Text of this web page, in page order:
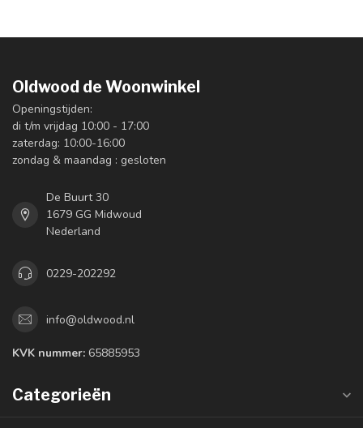
Oldwood de Woonwinkel
Openingstijden:
di t/m vrijdag 10:00 - 17:00
zaterdag: 10:00-16:00
zondag & maandag : gesloten
De Buurt 30
1679 GG Midwoud
Nederland
0229-202292
info@oldwood.nl
KVK nummer: 65885953
Categorieën